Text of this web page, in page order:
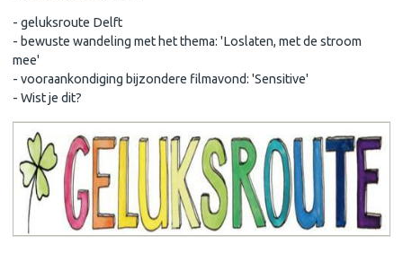
- geluksroute Delft
- bewuste wandeling met het thema: 'Loslaten, met de stroom
mee'
- vooraankondiging bijzondere filmavond: 'Sensitive'
- Wist je dit?